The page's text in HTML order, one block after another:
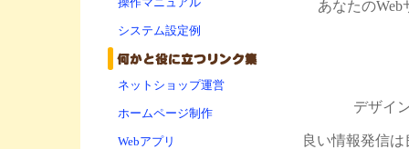
システム設定例
ネットショップ運営
ホームページ制作
Webアプリ
あなたの
デザイ
良い情報発信